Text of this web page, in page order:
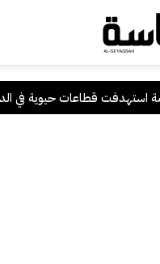
قطاعات حيوية في الدولة